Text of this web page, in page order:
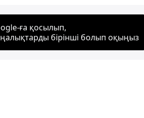
ға қосылып,
бірінші болып оқыңыз